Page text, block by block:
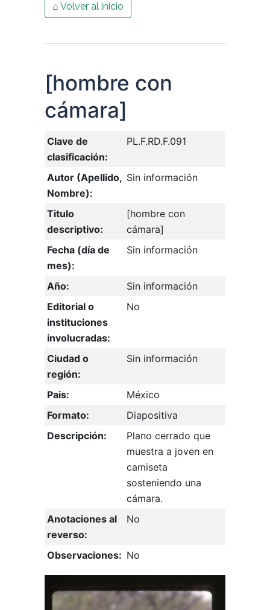
⌂ Volver al inicio
[hombre con
cámara]
Clave de
clasificación:
PL.F.RD.F.091
Autor (Apellido,
Nombre):
Sin información
Titulo
descriptivo:
[hombre con
cámara]
Fecha (día de
mes):
Sin información
Año:
Sin información
Editorial o
instituciones
involucradas:
No
Ciudad o
región:
Sin información
Pais:
México
Formato:
Diapositiva
Descripción:
Plano cerrado que
muestra a joven en
camiseta
sosteniendo una
cámara.
Anotaciones al
reverso:
No
Observaciones: No